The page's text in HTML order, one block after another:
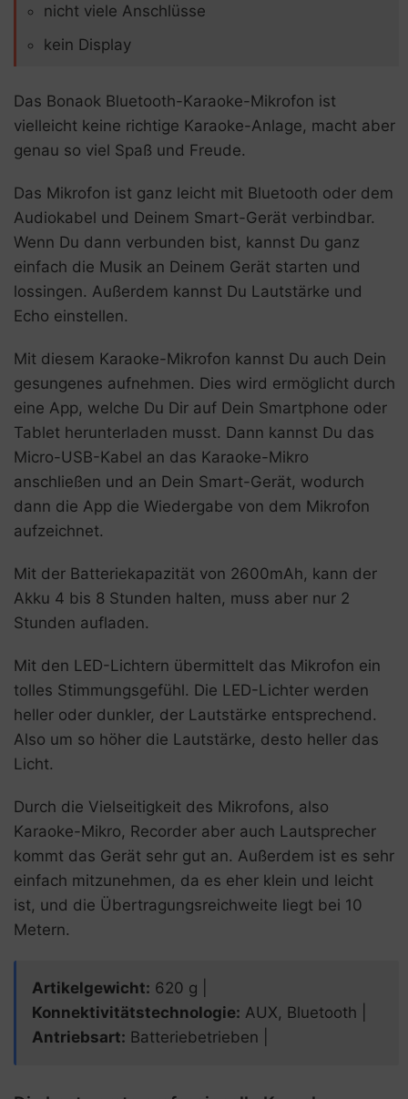
nicht viele Anschlüsse
kein Display
Das Bonaok Bluetooth-Karaoke-Mikrofon ist
vielleicht keine richtige Karaoke-Anlage, macht aber
genau so viel Spaß und Freude.
Das Mikrofon ist ganz leicht mit Bluetooth oder dem
Audiokabel und Deinem Smart-Gerät verbindbar.
Wenn Du dann verbunden bist, kannst Du ganz
einfach die Musik an Deinem Gerät starten und
lossingen. Außerdem kannst Du Lautstärke und
Echo einstellen.
Mit diesem Karaoke-Mikrofon kannst Du auch Dein
gesungenes aufnehmen. Dies wird ermöglicht durch
eine App, welche Du Dir auf Dein Smartphone oder
Tablet herunterladen musst. Dann kannst Du das
Micro-USB-Kabel an das Karaoke-Mikro
anschließen und an Dein Smart-Gerät, wodurch
dann die App die Wiedergabe von dem Mikrofon
aufzeichnet.
Mit der Batteriekapazität von 2600mAh, kann der
Akku 4 bis 8 Stunden halten, muss aber nur 2
Stunden aufladen.
Mit den LED-Lichtern übermittelt das Mikrofon ein
tolles Stimmungsgefühl. Die LED-Lichter werden
heller oder dunkler, der Lautstärke entsprechend.
Also um so höher die Lautstärke, desto heller das
Licht.
Durch die Vielseitigkeit des Mikrofons, also
Karaoke-Mikro, Recorder aber auch Lautsprecher
kommt das Gerät sehr gut an. Außerdem ist es sehr
einfach mitzunehmen, da es eher klein und leicht
ist, und die Übertragungsreichweite liegt bei 10
Metern.
Artikelgewicht: ‎620 g |
Konnektivitätstechnologie: AUX, Bluetooth |
Antriebsart: Batteriebetrieben |